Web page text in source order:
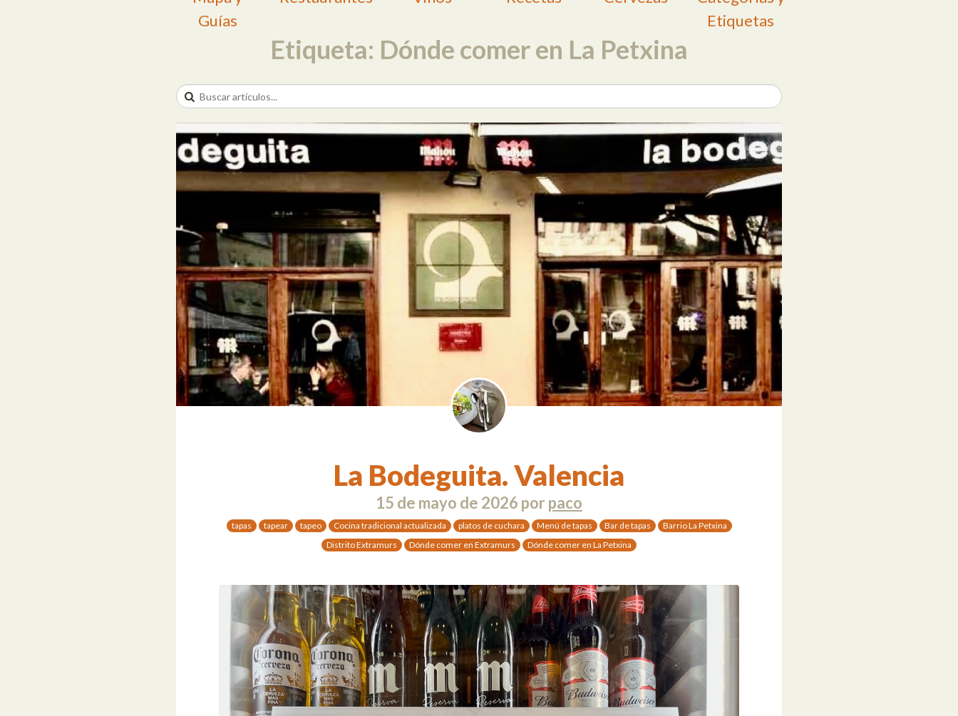
Guías
Etiquetas
Etiqueta: Dónde comer en La Petxina
La Bodeguita. Valencia
15 de mayo de 2026 por paco
tapas tapear tapeo Cocina tradicional actualizada platos de cuchara Menú de tapas Bar de tapas
Barrio La Petxina
Distrito Extramurs
Dónde comer en Extramurs Dónde comer en La Petxina